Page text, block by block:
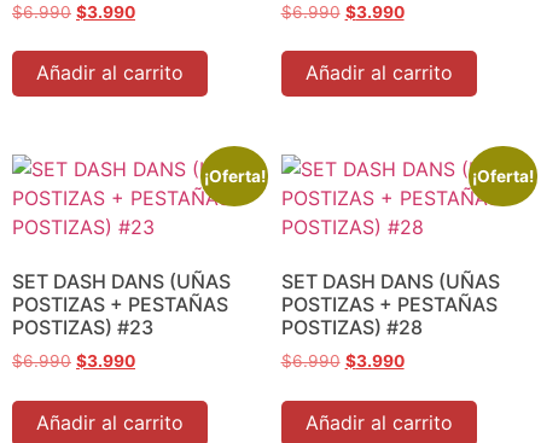
$6.990 $3.990
Añadir al carrito
$6.990 $3.990
Añadir al carrito
¡Oferta!
SET DASH DANS (UÑAS
POSTIZAS + PESTAÑAS
POSTIZAS) #23
$6.990 $3.990
Añadir al carrito
¡Oferta!
SET DASH DANS (UÑAS
POSTIZAS + PESTAÑAS
POSTIZAS) #28
$6.990 $3.990
Añadir al carrito